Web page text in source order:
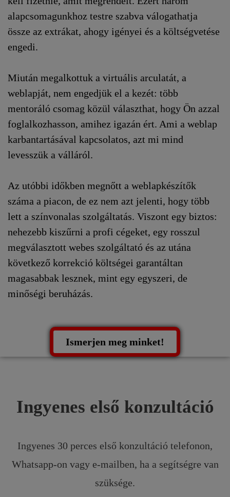
alapcsomagunkhoz testre szabva válogathatja
össze az extrákat, ahogy igényei és a költségvetése
engedi.
Miután megalkottuk a virtuális arculatát, a
weblapját, nem engedjük el a kezét: több
mentoráló csomag közül választhat, hogy Ön azzal
foglalkozhasson, amihez igazán ért. Ami a weblap
karbantartásával kapcsolatos, azt mi mind
levesszük a válláról.
Az utóbbi időkben megnőtt a weblapkészítők
száma a piacon, de ez nem azt jelenti, hogy több
lett a színvonalas szolgáltatás. Viszont egy biztos:
nehezebb kiszűrni a profi cégeket, egy rosszul
megválasztott webes szolgáltató és az utána
következő korrekció költségei garantáltan
magasabbak lesznek, mint egy egyszeri, de
minőségi beruházás.
Ismerjen meg minket!
Ingyenes első konzultáció
Ingyenes 30 perces első konzultáció telefonon,
Whatsapp-on vagy e-mailben, ha a segítségre van
szüksége.